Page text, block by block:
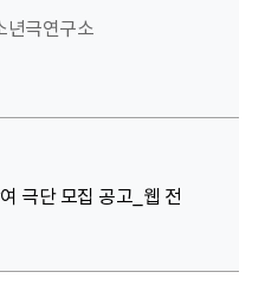
년극연구소
극단 모집 공고_웹 전